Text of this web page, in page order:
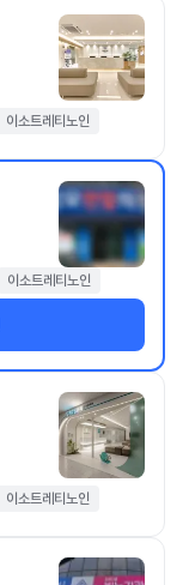
이소트레티노인
이소트레티노인
이소트레티노인